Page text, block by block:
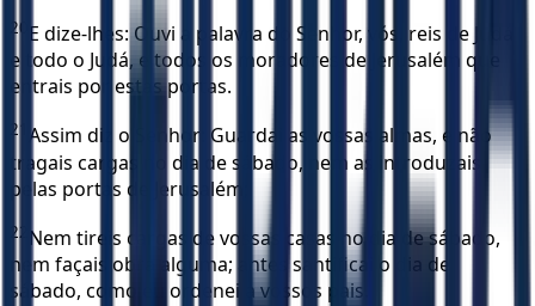
20 E dize-lhes: Ouvi a palavra do Senhor, vós, reis de Judá
e todo o Judá, e todos os moradores de Jerusalém que
entrais por estas portas.
21
Assim diz o Senhor: Guardai as vossas almas, e não
tragais cargas no dia de sábado, nem as introduzais
pelas portas de Jerusalém;
22 Nem tireis cargas de vossas casas no dia de sábado,
nem façais obra alguma; antes santificai o dia de
sábado, como eu ordenei a vossos pais.